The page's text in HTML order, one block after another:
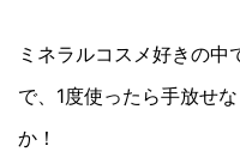
ミネラルコスメ好きの
で、1度使ったら手放せ
か！